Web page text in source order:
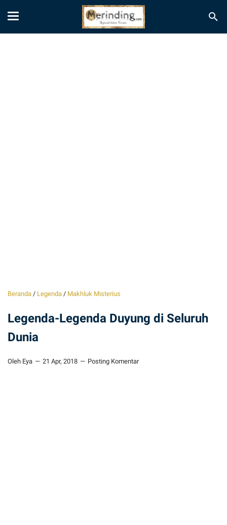
Beranda / Legenda / Makhluk Misterius
Legenda-Legenda Duyung di Seluruh
Dunia
Oleh Eya 21 Apr, 2018 Posting Komentar